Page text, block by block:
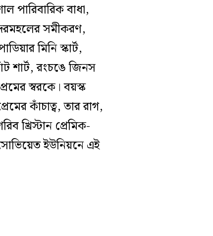
পারিবারিক বাধা,
সমীকরণ,
মিনি স্কার্ট,
শার্ট, রংচঙে জিনস
স্বরকে। বয়স্ক
কাঁচাত্ব, তার রাগ,
খ্রিস্টান প্রেমিক-
ইউনিয়নে এই